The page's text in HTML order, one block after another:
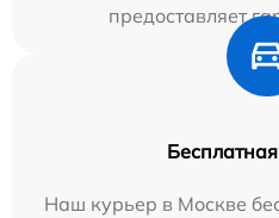
предоставляет
Наш курьер в Москве